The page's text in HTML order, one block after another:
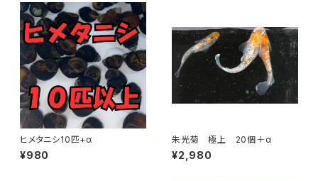
ヒメタニシ10匹+α
¥980
朱光菊 極上 20個＋α
¥2,980